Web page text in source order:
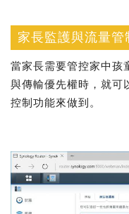
家長監護與流量管
當家長需要管控家中孩
與傳輸優先權時，就可
控制功能來做到。